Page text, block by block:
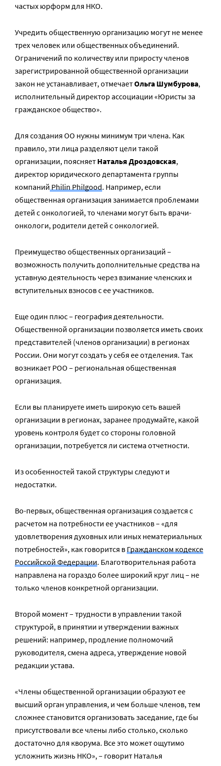
частых юрформ для НКО.
Учредить общественную организацию могут не менее
трех человек или общественных объединений.
Ограничений по количеству или приросту членов
зарегистрированной общественной организации
закон не устанавливает, отмечаетОльга Шумбурова,
исполнительный директор ассоциации «Юристы за
гражданское общество».
Для создания ОО нужны минимум три члена. Как
правило, эти лица разделяют цели такой
организации, поясняет Наталья Дроздовская,
директор юридического департамента группы
компаний Philin Philgood. Например, если
общественная организация занимается проблемами
детей с онкологией, то членами могут быть врачи-
онкологи, родители детей с онкологией.
Преимущество общественных организаций –
возможность получить дополнительные средства на
уставную деятельность через взимание членских и
вступительных взносов с ее участников.
Еще один плюс – география деятельности.
Общественной организации позволяется иметь своих
представителей (членов организации) в регионах
России. Они могут создать у себя ее отделения. Так
возникает РОО – региональная общественная
организация.
Если вы планируете иметь широкую сеть вашей
организации в регионах, заранее продумайте, какой
уровень контроля будет со стороны головной
организации, потребуется ли система отчетности.
Из особенностей такой структуры следуют и
недостатки.
Во-первых, общественная организация создается с
расчетом на потребности ее участников – «для
удовлетворения духовных или иных нематериальных
потребностей», как говорится в Гражданском кодексе
Российской Федерации. Благотворительная работа
направлена на гораздо более широкий круг лиц – не
только членов конкретной организации.
Второй момент – трудности в управлении такой
структурой, в принятии и утверждении важных
решений: например, продление полномочий
руководителя, смена адреса, утверждение новой
редакции устава.
«Члены общественной организации образуют ее
высший орган управления, и чем больше членов, тем
сложнее становится организовать заседание, где бы
присутствовали все члены либо столько, сколько
достаточно для кворума. Все это может ощутимо
усложнить жизнь НКО», – говорит Наталья